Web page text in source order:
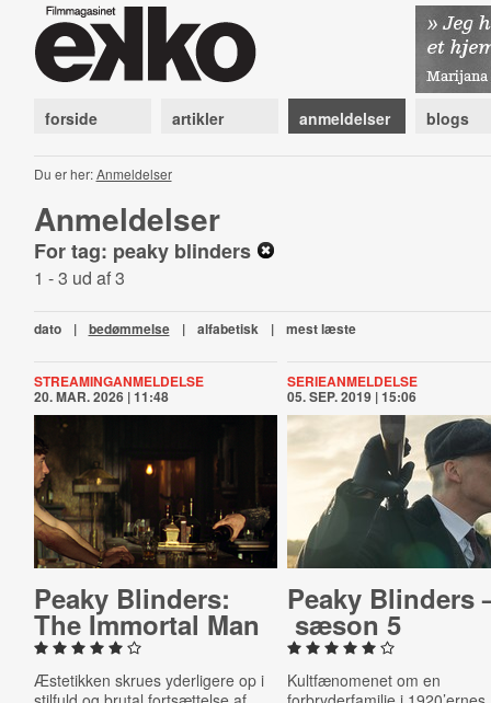
forside artikler anmeldelser blogs
Du er her:Anmeldelser
Anmeldelser
For tag: peaky blinders
1 - 3 ud af 3
dato | bedømmelse | alfabetisk | mest læste
STREAMINGANMELDELSE
20. MAR. 2026 | 11:48
Peaky Blinders:
The Immortal Man
Æstetikken skrues yderligere op i
SERIEANMELDELSE
05. SEP. 2019 | 15:06
Peaky Blinders
sæson 5
Kultfænomenet om en